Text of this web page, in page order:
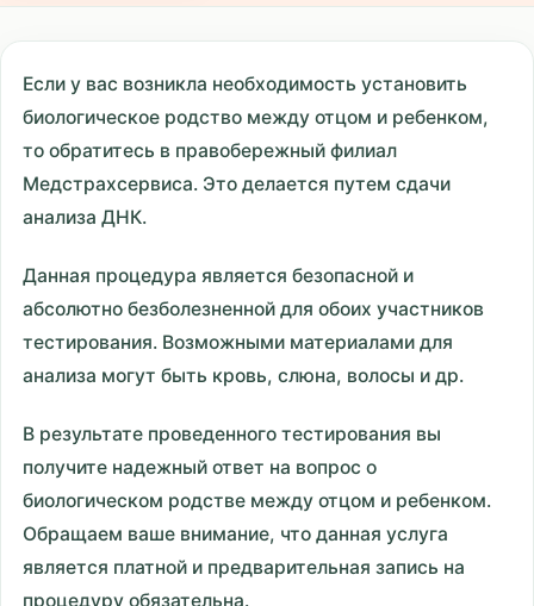
Если у вас возникла необходимость установить
биологическое родство между отцом и ребенком,
то обратитесь в правобережный филиал
Медстрахсервиса. Это делается путем сдачи
анализа ДНК.
Данная процедура является безопасной и
абсолютно безболезненной для обоих участников
тестирования. Возможными материалами для
анализа могут быть кровь, слюна, волосы и др.
В результате проведенного тестирования вы
получите надежный ответ на вопрос о
биологическом родстве между отцом и ребенком.
Обращаем ваше внимание, что данная услуга
является платной и предварительная запись на
процедуру обязательна.